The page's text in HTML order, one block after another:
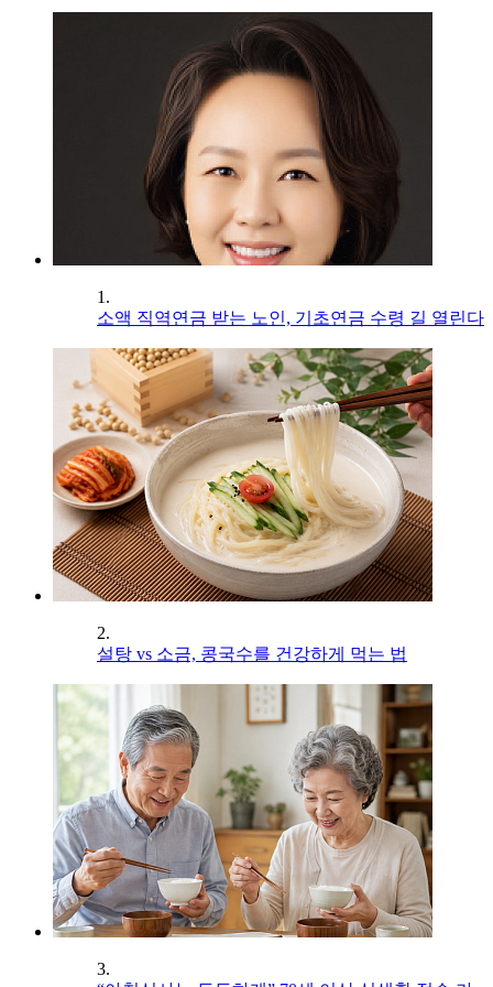
1.
소액 직역연금 받는 노인, 기초연금 수령 길 열린다
2.
설탕 vs 소금, 콩국수를 건강하게 먹는 법
3.